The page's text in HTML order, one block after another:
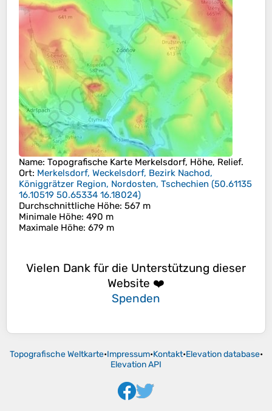
Name: Topografische Karte Merkelsdorf, Höhe, Relief.
Ort: Merkelsdorf, Weckelsdorf, Bezirk Nachod,
Königgrätzer Region, Nordosten, Tschechien (50.61135
16.10519 50.65334 16.18024)
Durchschnittliche Höhe: 567 m
Minimale Höhe: 490 m
Maximale Höhe: 679 m
Vielen Dank für die Unterstützung dieser
Website ❤️
Spenden
Topografische Weltkarte•Impressum•Kontakt•Elevation database•
Elevation API